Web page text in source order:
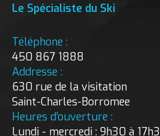
Le Spécialiste du Ski
Téléphone :
450 867 1888
Addresse :
630 rue de la visitation
Saint-Charles-Borromee
Heures d’ouverture :
Lundi - mercredi : 9h30 à